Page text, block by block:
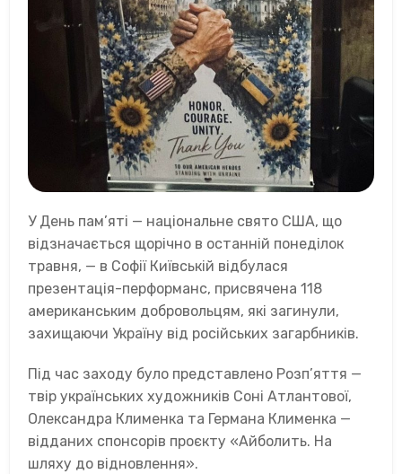
У День пам’яті — національне свято США, що
відзначається щорічно в останній понеділок
травня, — в Софії Київській відбулася
презентація-перформанс, присвячена 118
американським добровольцям, які загинули,
захищаючи Україну від російських загарбників.
Під час заходу було представлено Розп’яття —
твір українських художників Соні Атлантової,
Олександра Клименка та Германа Клименка —
відданих спонсорів проєкту «Айболить. На
шляху до відновлення».